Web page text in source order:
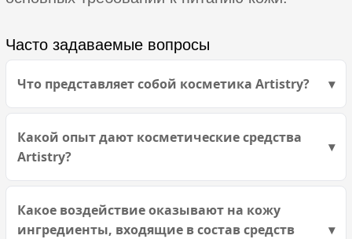
Часто задаваемые вопросы
Что представляет собой косметика Artistry?
Какой опыт дают косметические средства
Artistry?
Какое воздействие оказывают на кожу
ингредиенты, входящие в состав средств